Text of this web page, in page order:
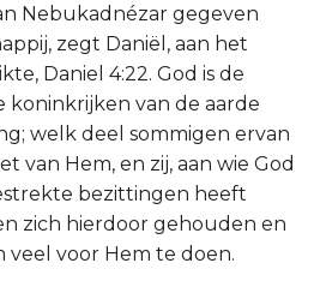
Nebukadnézar gegeven
zegt Daniël, aan het
Daniel 4:22. God is de
koninkrijken van de aarde
welk deel sommigen ervan
van Hem, en zij, aan wie God
bezittingen heeft
zich hierdoor gehouden en
voor Hem te doen.